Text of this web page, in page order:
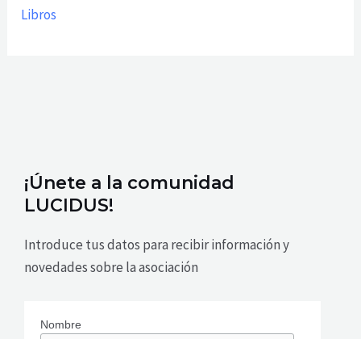
Libros
¡Únete a la comunidad
LUCIDUS!
Introduce tus datos para recibir información y
novedades sobre la asociación
Nombre